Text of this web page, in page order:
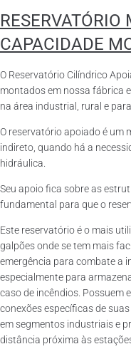
CAPACIDADE
O Reservatório Cilíndrico
montados em nossa fábrica
na área industrial, rural e
O reservatório apoiado é um
indireto, quando há a
hidráulica.
Seu apoio fica sobre as
fundamental para que o
Este reservatório é o mais
galpões onde se tem mais
emergência para combate a
especialmente para
caso de incêndios. Possuem
conexões específicas de
em segmentos industriais e
distância próxima às